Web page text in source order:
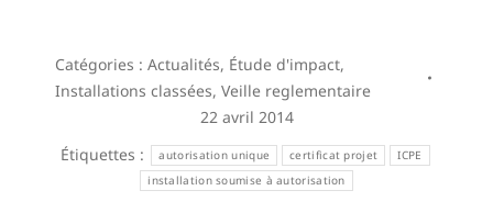
Catégories : Actualités, Étude d'impact,
Installations classées, Veille reglementaire
22 avril 2014
Étiquettes :
autorisation unique certificat projet
ICPE
installation soumise à autorisation